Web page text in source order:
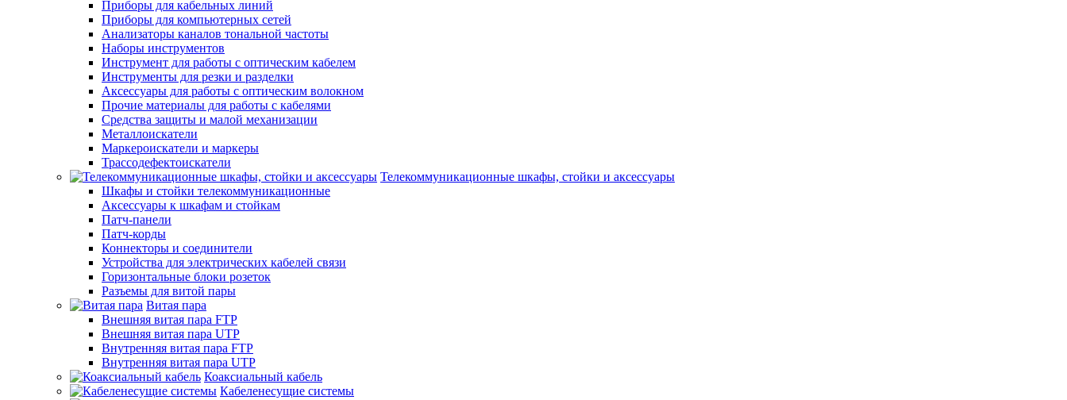
Приборы для кабельных линий
Приборы для компьютерных сетей
Анализаторы каналов тональной частоты
Наборы инструментов
Инструмент для работы с оптическим кабелем
Инструменты для резки и разделки
Аксессуары для работы с оптическим волокном
Прочие материалы для работы с кабелями
Средства защиты и малой механизации
Металлоискатели
Маркероискатели и маркеры
Трассодефектоискатели
Телекоммуникационные шкафы, стойки и аксессуары
Шкафы и стойки телекоммуникационные
Аксессуары к шкафам и стойкам
Патч-панели
Патч-корды
Коннекторы и соединители
Устройства для электрических кабелей связи
Горизонтальные блоки розеток
Разъемы для витой пары
Витая пара
Внешняя витая пара FTP
Внешняя витая пара UTP
Внутренняя витая пара FTP
Внутренняя витая пара UTP
Коаксиальный кабель
Кабеленесущие системы